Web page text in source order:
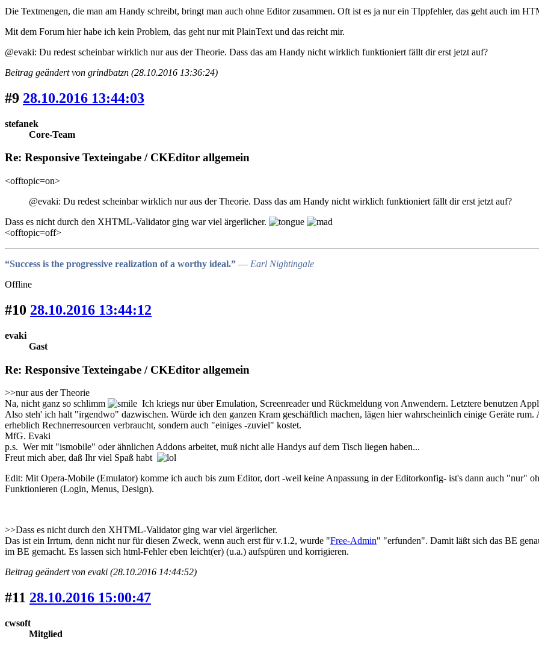
Die Textmengen, die man am Handy schreibt, bringt man auch ohne Editor zusammen. Oft ist es ja nur ein TIppfehler, das geht auch im
Mit dem Forum hier habe ich kein Problem, das geht nur mit PlainText und das reicht mir.
@evaki: Du redest scheinbar wirklich nur aus der Theorie. Dass das am Handy nicht wirklich funktioniert fällt dir erst jetzt auf?
Beitrag geändert von grindbatzn (28.10.2016 13:36:24)
#9 28.10.2016 13:44:03
stefanek
Core-Team
Re: Responsive Texteingabe / CKEditor allgemein
<offtopic=on>
@evaki: Du redest scheinbar wirklich nur aus der Theorie. Dass das am Handy nicht wirklich funktioniert fällt dir erst jetzt auf?
Dass es nicht durch den XHTML-Validator ging war viel ärgerlicher.
<offtopic=off>
“Success is the progressive realization of a worthy ideal.” ― Earl Nightingale
Offline
#10 28.10.2016 13:44:12
evaki
Gast
Re: Responsive Texteingabe / CKEditor allgemein
>>nur aus der Theorie
Na, nicht ganz so schlimm
Ich kriegs nur über Emulation, Screenreader und Rückmeldung von Anwendern. Letztere benutzen
Also steh' ich halt "irgendwo" dazwischen. Würde ich den ganzen Kram geschäftlich machen, lägen hier wahrscheinlich einige Geräte
erheblich Rechnerresourcen verbraucht, sondern auch "einiges -zuviel" kostet.
MfG. Evaki
p.s. Wer mit "ismobile" oder ähnlichen Addons arbeitet, muß nicht alle Handys auf dem Tisch liegen haben...
Freut mich aber, daß Ihr viel Spaß habt
Edit: Mit Opera-Mobile (Emulator) komme ich auch bis zum Editor, dort -weil keine Anpassung in der Editorkonfig- ist's dann auch "nur"
Funktionieren (Login, Menus, Design).
>>Dass es nicht durch den XHTML-Validator ging war viel ärgerlicher.
Das ist ein Irrtum, denn nicht nur für diesen Zweck, wenn auch erst für v.1.2, wurde "Free-Admin" "erfunden". Damit läßt sich das BE
im BE gemacht. Es lassen sich html-Fehler eben leicht(er) (u.a.) aufspüren und korrigieren.
Beitrag geändert von evaki (28.10.2016 14:44:52)
#11 28.10.2016 15:00:47
cwsoft
Mitglied